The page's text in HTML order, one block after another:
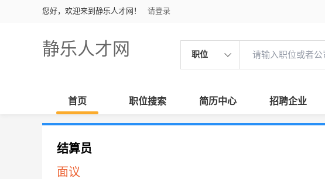
您好，欢迎来到静乐人才网！ 请登录
静乐人才网 职位
首页 职位搜索 简历中心 招聘企业
结算员
面议